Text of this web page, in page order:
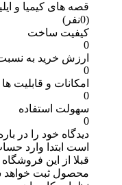
قصه های کیمیا و
(0نفر)
کیفیت ساخت
0
ارزش خرید به
0
امکانات و قابلیت ها
0
سهولت استفاده
0
دیدگاه خود را در
است ابتدا وارد
قبلا از این
محصول ثبت خواهد